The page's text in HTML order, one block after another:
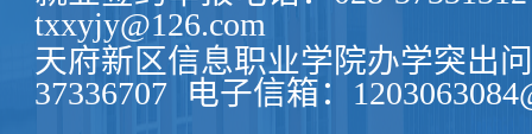
txxyjy@126.com
天府新区信息职业学院办学突出
37336707
电子信箱：